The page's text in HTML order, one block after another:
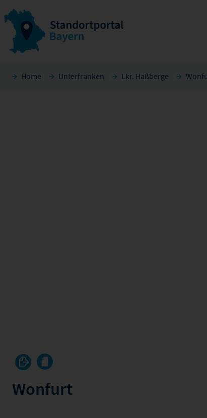
Home Unterfranken Lkr. Haßberge
Wonfurt